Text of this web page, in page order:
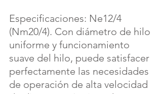
Especificaciones: Ne12/4
(Nm20/4). Con diámetro de hilo
uniforme y funcionamiento
suave del hilo, puede satisfacer
perfectamente las necesidades
de operación de alta velocidad